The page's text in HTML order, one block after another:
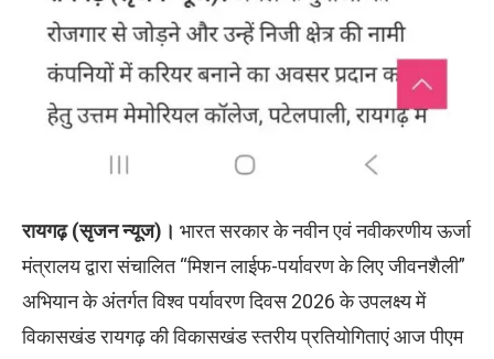
रायगढ़ (सृजन न्यूज)। भारत सरकार के नवीन एवं नवीकरणीय ऊर्जा
मंत्रालय द्वारा संचालित “मिशन लाईफ-पर्यावरण के लिए जीवनशैली”
अभियान के अंतर्गत विश्व पर्यावरण दिवस 2026 के उपलक्ष्य में
विकासखंड रायगढ़ की विकासखंड स्तरीय प्रतियोगिताएं आज पीएम